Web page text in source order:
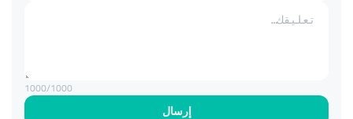
إرسال
1000/1000